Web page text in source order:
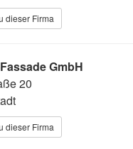
dieser Firma
GmbH
20
dieser Firma